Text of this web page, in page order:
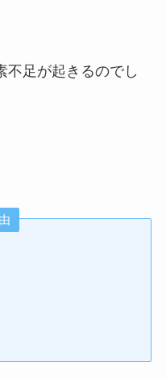
不足が起きるのでし